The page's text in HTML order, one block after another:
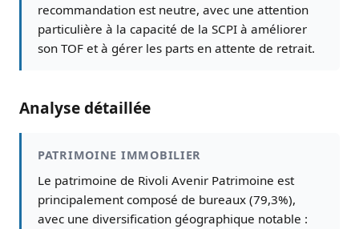
recommandation est neutre, avec une attention
particulière à la capacité de la SCPI à améliorer
son TOF et à gérer les parts en attente de retrait.
Analyse détaillée
PATRIMOINE IMMOBILIER
Le patrimoine de Rivoli Avenir Patrimoine est
principalement composé de bureaux (79,3%),
avec une diversification géographique notable :